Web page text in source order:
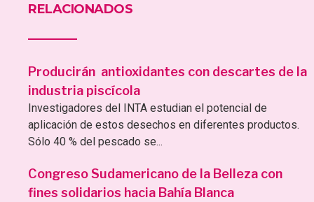
RELACIONADOS
Producirán antioxidantes con descartes de la
industria piscícola
Investigadores del INTA estudian el potencial de
aplicación de estos desechos en diferentes productos.
Sólo 40 % del pescado se...
Congreso Sudamericano de la Belleza con
fines solidarios hacia Bahía Blanca